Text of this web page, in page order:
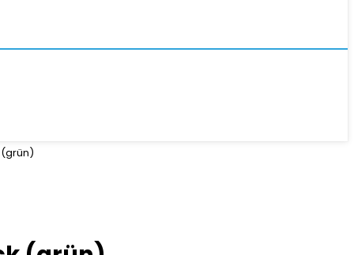
(grün)